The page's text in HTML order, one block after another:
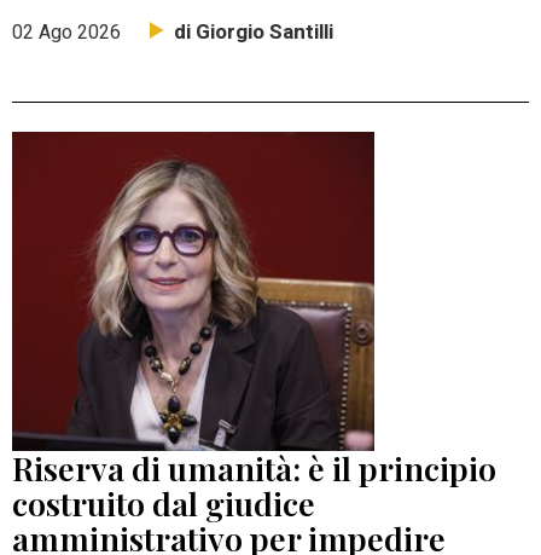
02 Ago 2026 di Giorgio Santilli
Riserva di umanità: è il principio
costruito dal giudice
amministrativo per impedire